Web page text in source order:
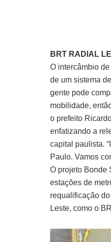
BRT RADIAL
O intercâmbio
de um sistema
gente pode
mobilidade,
o prefeito
enfatizando a
capital paulista.
Paulo. Vamos
O projeto Bonde
estações de
requalificação
Leste, como o